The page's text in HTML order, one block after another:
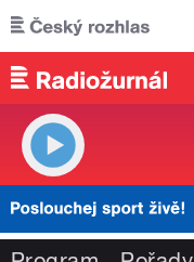
Přejít k hlavnímu obsahu